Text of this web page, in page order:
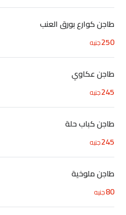
طاجن كوارع بورق العنب
250جنيه
طاجن عكاوي
245جنيه
طاجن كباب حلة
245جنيه
طاجن ملوخية
80جنيه